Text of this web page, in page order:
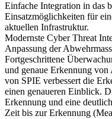
Einfache Integration in das
Einsatzmöglichkeiten für
aktuellen Infrastruktur.
Modernste Cyber Threat
Anpassung der
Fortgeschrittene
und genaue Erkennung
von SPIE verbessert die
einen genaueren Einblick.
Erkennung und eine
Zeit bis zur Erkennung